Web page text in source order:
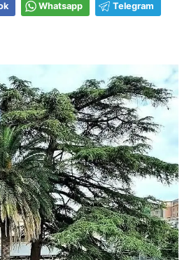
Whatsapp Telegram